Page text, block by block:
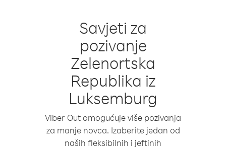
Savjeti za
pozivanje
Zelenortska
Republika iz
Luksemburg
Viber Out omogućuje više pozivanja
za manje novca. Izaberite jedan od
naših fleksibilnih i jeftinih